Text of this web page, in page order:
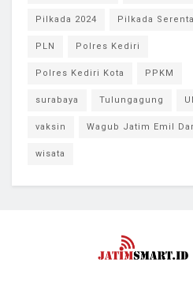
Pilkada 2024 Pilkada
PLN Polres Kediri
Polres Kediri Kota PPKM
surabaya Tulungagung
vaksin Wagub Jatim Emil
wisata